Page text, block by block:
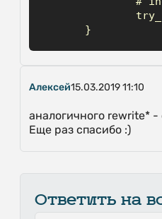
        }
Алексей15.03.2019 11:10
аналогичного rewrite* -
Еще раз спасибо :)
Ответить на